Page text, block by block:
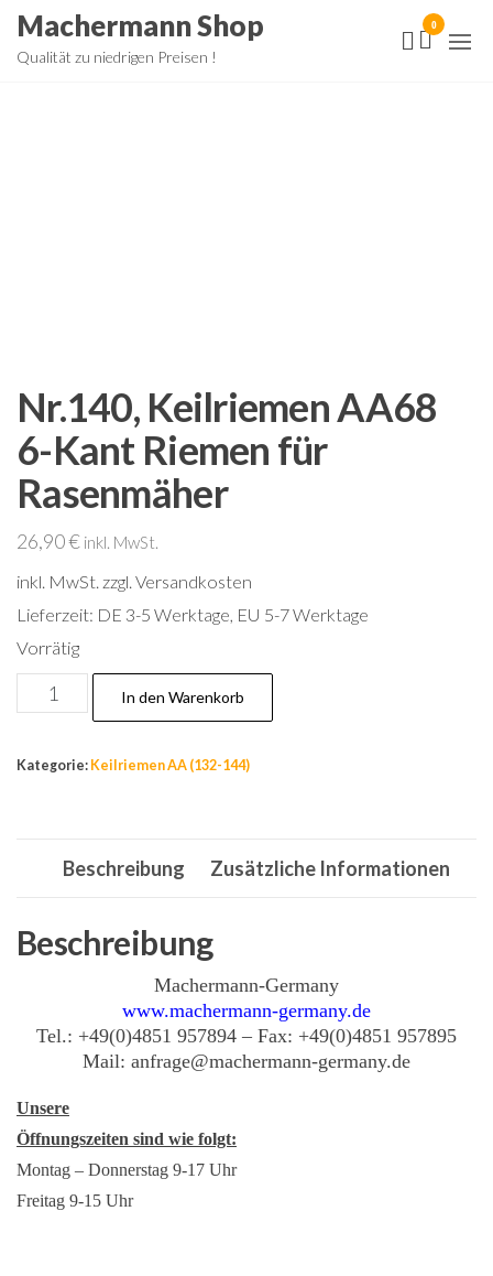
ZumMachermann Shop
Qualität zu niedrigen Preisen !
0
Nr.140, Keilriemen AA68
6-Kant Riemen für
Rasenmäher
26,90€ inkl. MwSt.
inkl. MwSt. zzgl. Versandkosten
Lieferzeit: DE 3-5 Werktage, EU 5-7 Werktage
Vorrätig
Nr.140,
Keilriemen
Menge
In den Warenkorb
Kategorie: Keilriemen AA (132-144)
Beschreibung Zusätzliche Informationen
Beschreibung
Machermann-Germany
www.machermann-germany.de
Tel.: +49(0)4851 957894 – Fax: +49(0)4851 957895
Mail: anfrage@machermann-germany.de
Unsere
Öffnungszeiten sind wie folgt:
Montag – Donnerstag 9-17 Uhr
Freitag 9-15 Uhr